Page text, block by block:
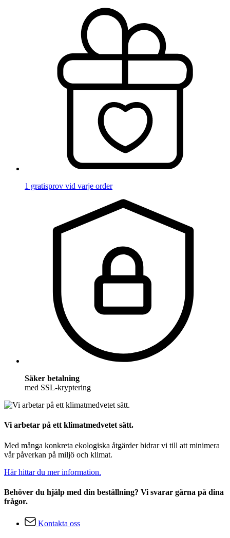
1 gratisprov vid varje order
Säker betalning
med SSL-kryptering
Vi arbetar på ett klimatmedvetet sätt.
Med många konkreta ekologiska åtgärder bidrar vi till att minimera
vår påverkan på miljö och klimat.
Här hittar du mer information.
Behöver du hjälp med din beställning? Vi svarar gärna på dina
frågor.
Kontakta oss